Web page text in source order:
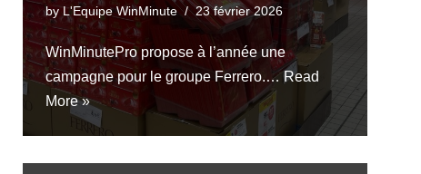
byL'Equipe WinMinute 23 février 2026
WinMinutePro propose à l’année une
campagne pour le groupe Ferrero.…Read
More »